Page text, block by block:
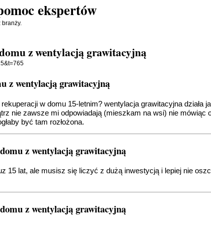
ekspertów
branży.
z wentylacją grawitacyjną
z wentylacją grawitacyjną
w domu 15-letnim? wentylacja grawitacyjna
nie zawsze mi odpowiadają (mieszkam na wsi) nie
być tam rozłożona.
z wentylacją grawitacyjną
15 lat, ale musisz się liczyć z dużą inwestycją i lepiej nie
z wentylacją grawitacyjną